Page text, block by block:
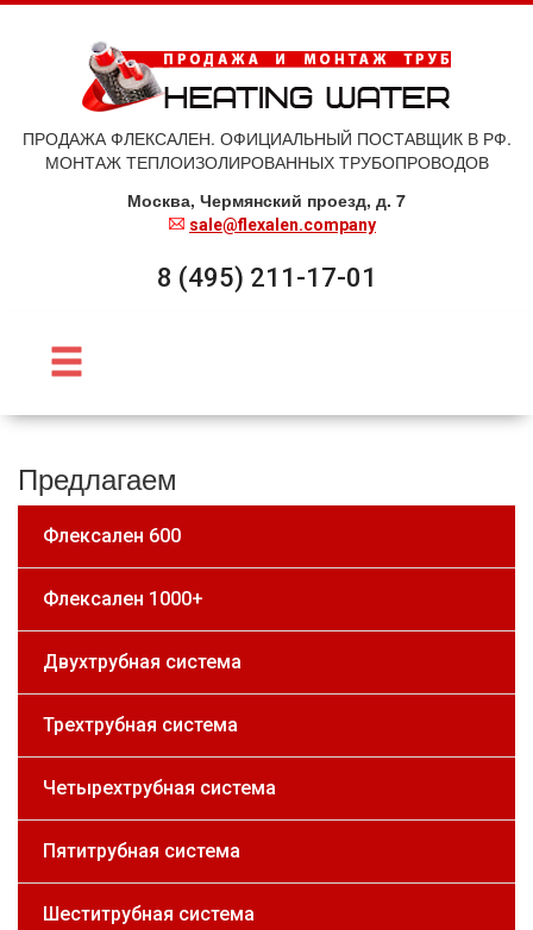
ПРОДАЖА ФЛЕКСАЛЕН. ОФИЦИАЛЬНЫЙ ПОСТАВЩИК В РФ.
МОНТАЖ ТЕПЛОИЗОЛИРОВАННЫХ ТРУБОПРОВОДОВ
Москва, Чермянский проезд, д. 7
sale@flexalen.company
8 (495) 211-17-01
Предлагаем
Флексален 600
Флексален 1000+
Двухтрубная система
Трехтрубная система
Четырехтрубная система
Пятитрубная система
Шеститрубная система